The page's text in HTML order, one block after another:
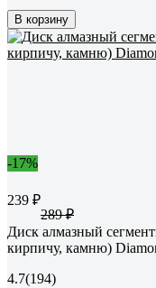
В корзину
-17%
239 ₽
289 ₽
Диск алмазный
кирпичу, камню)
4.7(194)